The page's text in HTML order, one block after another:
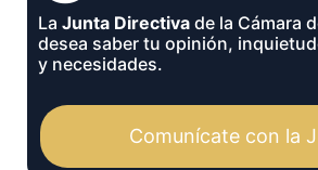
La Junta Directiva de la Cámara
desea saber tu opinión,
y necesidades.
Comunícate con la